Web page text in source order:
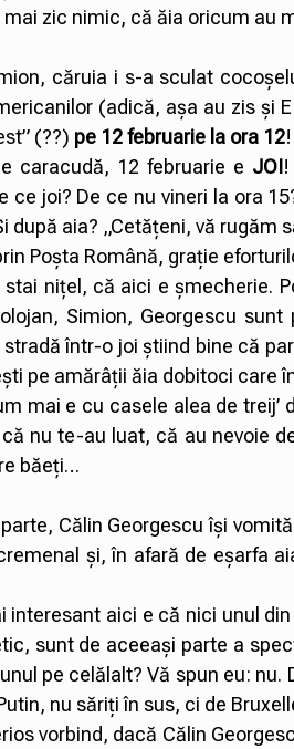
mai zic nimic, că ăia oricum au
căruia i s-a sculat
(adică, așa au zis și
(??) pe 12 februarie la ora 12
caracudă, 12 februarie e JOI
ce joi? De ce nu vineri la ora
după aia? „Cetățeni, vă
Poșta Română, grație
stai nițel, că aici e șmecherie.
Simion, Georgescu
într-o joi știind bine că
pe amărâții ăia dobitoci care
mai e cu casele alea de
nu te-au luat, că au nevoie
băeți…
Călin Georgescu își
și, în afară de eșarfa
interesant aici e că nici unul
sunt de aceeași parte a
pe celălalt? Vă spun eu:
nu săriți în sus, ci de
vorbind, dacă Călin